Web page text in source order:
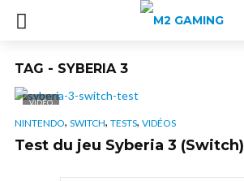
TAG - SYBERIA 3
VIDÉO
NINTENDO, SWITCH, TESTS, VIDÉOS
Test du jeu Syberia 3 (Switch)